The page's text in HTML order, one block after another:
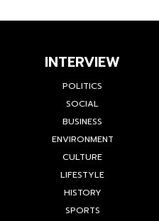
INTERVIEW
POLITICS
SOCIAL
BUSINESS
ENVIRONMENT
CULTURE
LIFESTYLE
HISTORY
SPORTS